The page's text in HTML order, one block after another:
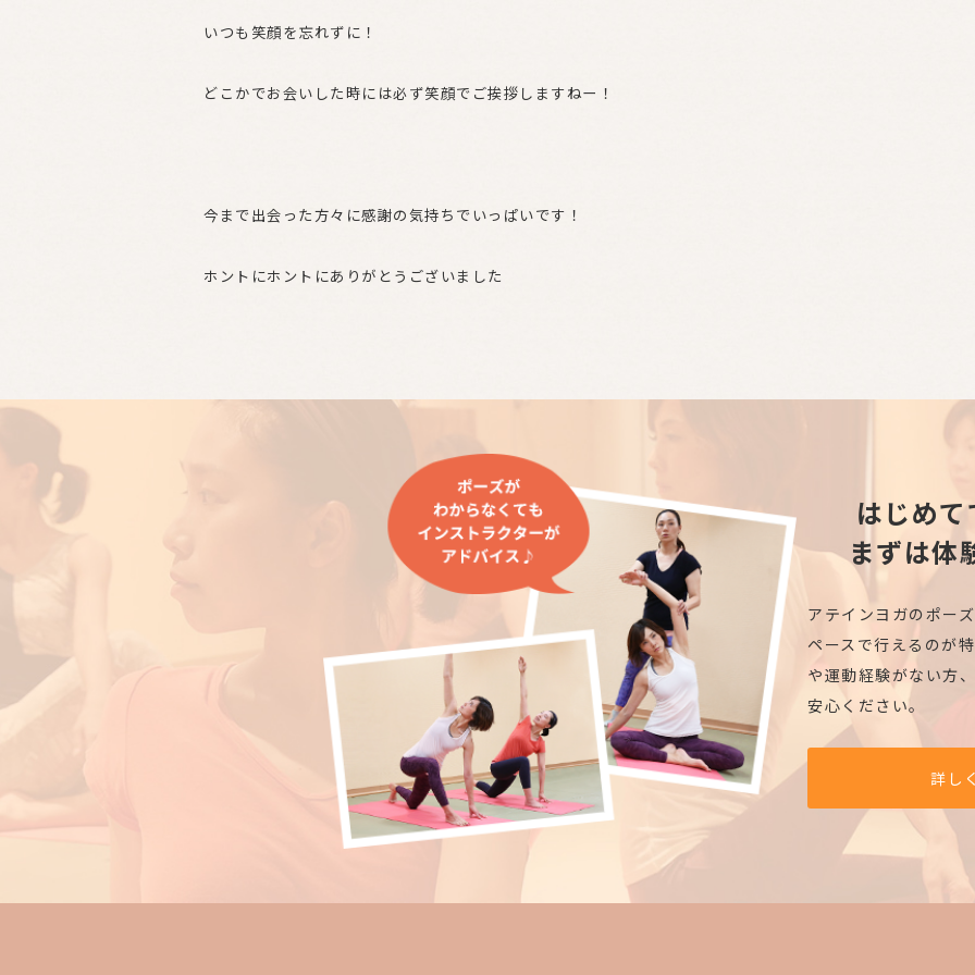
いつも笑顔を忘れずに！
どこかでお会いした時には必ず笑顔でご挨拶しますねー！
今まで出会った方々に感謝の気持ちでいっぱいです！
ホントにホントにありがとうございました
はじめ
まずは体
アテインヨガのポー
ペースで行えるのが
や運動経験がない方
安心ください。
詳し